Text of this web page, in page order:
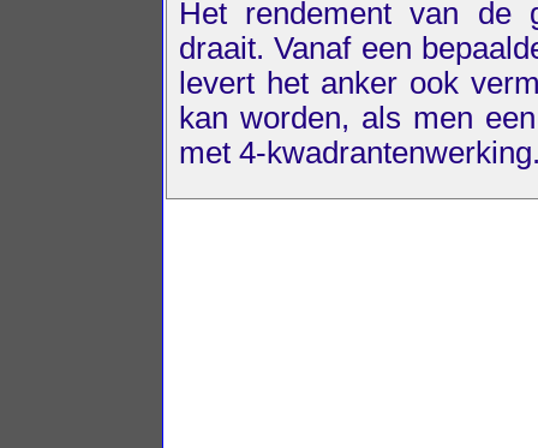
Het rendement van de
draait. Vanaf een
levert het anker ook
kan worden, als men
met 4-